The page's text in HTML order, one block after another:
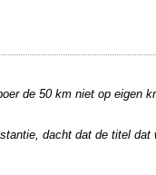
de 50 km niet op eigen
dacht dat de titel dat